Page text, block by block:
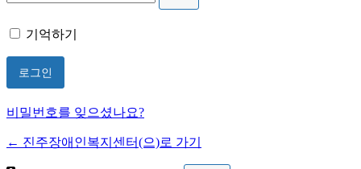
기억하기
비밀번호를 잊으셨나요?
← 진주장애인복지센터(으)로 가기